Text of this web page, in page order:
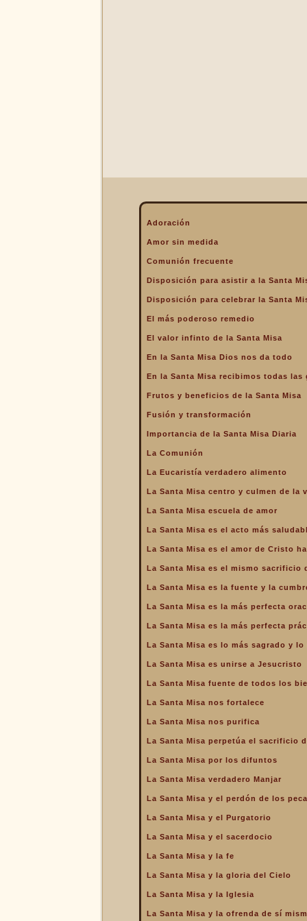
Encarnación
La Eucaristía y la Pasión
La Santa Misa a la hora de
La Santa Misa alcanza el
mayor mérito
La Santa Misa aumenta la
gloria a todos los santos
culmen de la vida cristiana
La Santa Misa centro y raíz
más saludable
La Santa Misa es el amor
compendio de todo lo
bueno que hay en la Iglesia
La Santa Misa es el mismo
y la cumbre de toda la vida
perfecta oración
La Santa Misa es la más
caridad
La Santa Misa es lo más
sagrado y lo más grande
La Santa Misa es medicina
La Santa Misa es unirse a
La Santa Misa escuela de
todos los bienes
La Santa Misa le da la
a cargar nuestra cruz
Adoración
Amor sin medida
Comunión frecuente
Disposición para asistir a la Santa
Disposición para celebrar la Santa
El más poderoso remedio
El valor infinto de la Santa Misa
En la Santa Misa Dios nos da todo
En la Santa Misa recibimos todas las
Frutos y beneficios de la Santa Misa
Fusión y transformación
Importancia de la Santa Misa Diaria
La Comunión
La Eucaristía verdadero alimento
La Santa Misa centro y culmen de la
La Santa Misa escuela de amor
La Santa Misa es el acto más
La Santa Misa es el amor de Cristo
La Santa Misa es el mismo sacrificio
La Santa Misa es la fuente y la
La Santa Misa es la más perfecta
La Santa Misa es la más perfecta
La Santa Misa es lo más sagrado y lo
La Santa Misa es unirse a Jesucristo
La Santa Misa fuente de todos los
La Santa Misa nos fortalece
La Santa Misa nos purifica
La Santa Misa perpetúa el sacrificio
La Santa Misa por los difuntos
La Santa Misa verdadero Manjar
La Santa Misa y el perdón de los
La Santa Misa y el Purgatorio
La Santa Misa y el sacerdocio
La Santa Misa y la fe
La Santa Misa y la gloria del Cielo
La Santa Misa y la Iglesia
La Santa Misa y la ofrenda de sí